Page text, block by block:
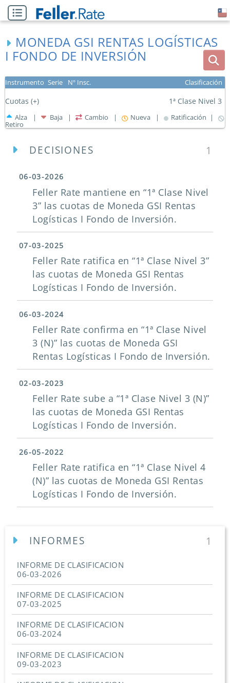
MONEDA GSI RENTAS LOGÍSTICAS
I FONDO DE INVERSIÓN
Instrumento Serie Nº Insc. Clasificación
Cuotas (+) 1ª Clase Nivel 3
Alza | Baja | Cambio | Nueva | Ratificación |
Retiro
DECISIONES 1
06-03-2026
Feller Rate mantiene en “1ª Clase Nivel
3” las cuotas de Moneda GSI Rentas
Logísticas I Fondo de Inversión.
07-03-2025
Feller Rate ratifica en “1ª Clase Nivel 3”
las cuotas de Moneda GSI Rentas
Logísticas I Fondo de Inversión.
06-03-2024
Feller Rate confirma en “1ª Clase Nivel
3 (N)” las cuotas de Moneda GSI
Rentas Logísticas I Fondo de Inversión.
02-03-2023
Feller Rate sube a “1ª Clase Nivel 3 (N)”
las cuotas de Moneda GSI Rentas
Logísticas I Fondo de Inversión.
26-05-2022
Feller Rate ratifica en “1ª Clase Nivel 4
(N)” las cuotas de Moneda GSI Rentas
Logísticas I Fondo de Inversión.
INFORMES 1
INFORME DE CLASIFICACION
06-03-2026
INFORME DE CLASIFICACION
07-03-2025
INFORME DE CLASIFICACION
06-03-2024
INFORME DE CLASIFICACION
09-03-2023